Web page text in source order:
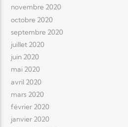
novembre 2020
octobre 2020
septembre 2020
juillet 2020
juin 2020
mai 2020
avril 2020
mars 2020
février 2020
janvier 2020